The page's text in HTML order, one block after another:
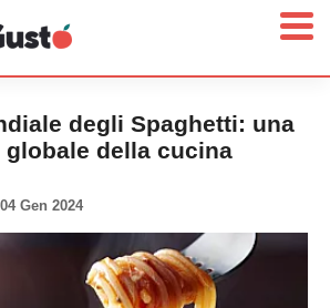
degli Spaghetti: una
globale della cucina
04 Gen 2024